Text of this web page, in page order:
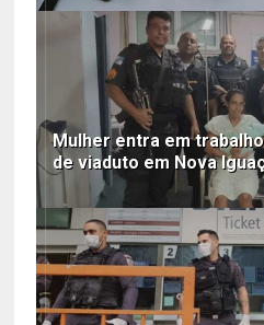
Mulher entra em
de viaduto em Nova